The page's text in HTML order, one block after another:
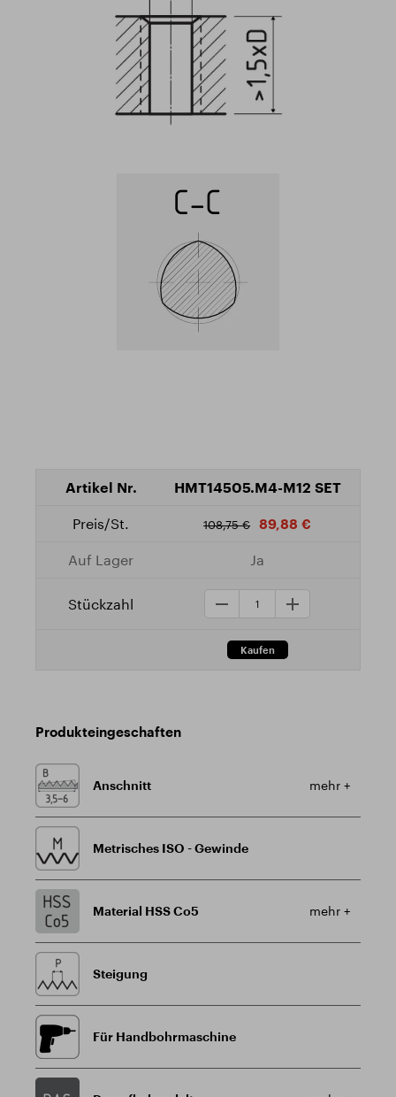
HMT14505.M4-M12 SET
108,75 € 89,88 €
Ja
Produkteingeschaften
Anschnitt mehr +
Metrisches ISO - Gewinde
Material HSS Co5 mehr +
Steigung
Für Handbohrmaschine